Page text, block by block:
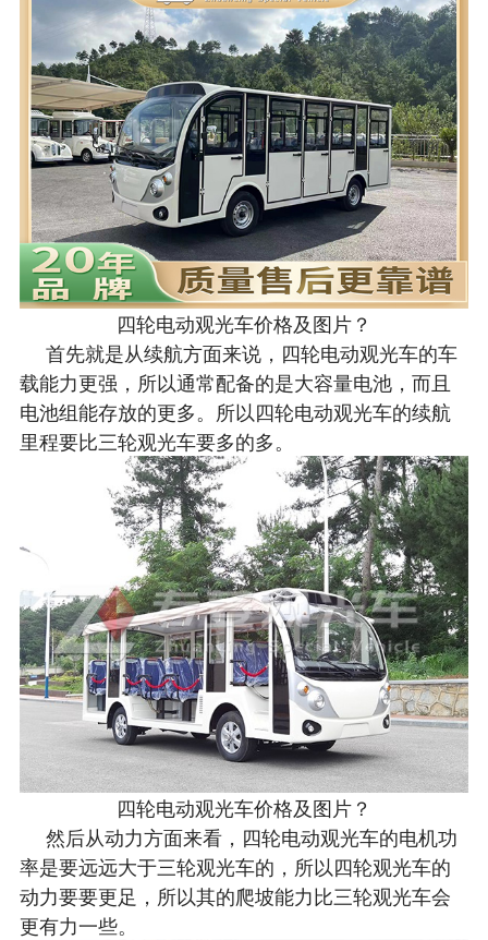
四轮电动观光车价格及图片？
首先就是从续航方面来说，四轮电动观光车的车
载能力更强，所以通常配备的是大容量电池，而且
电池组能存放的更多。所以四轮电动观光车的续航
里程要比三轮观光车要多的多。
四轮电动观光车价格及图片？
然后从动力方面来看，四轮电动观光车的电机功
率是要远远大于三轮观光车的，所以四轮观光车的
动力要要更足，所以其的爬坡能力比三轮观光车会
更有力一些。